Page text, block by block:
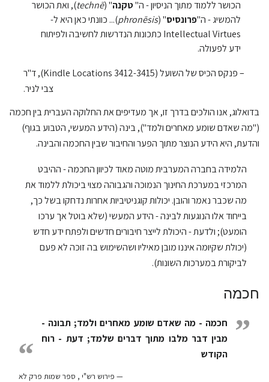
הכושר ללמוד מתוך הניסיון - ה"טקנה" (
technē), ואת הכושר
להמשיג - ה"פרונסיס" (
phronēsis)... כוונתי כאן היא ל-
Intellectual Virtues כתכונות הנדרשות לחשיבה ולפיתוח
ידע לפעולה.
– פנקס הכיס של השועל (Kindle Locations 3412-3415), ד"ר
צבי לניר.
בדואלוג, אנו הולכים בדרך זו, אך מעדיפים את החלוקה העברית בין חכמה
("מה שאדם שומע מאחרים ולמד"), בינה (הידע המעשי, הטבוע בגוף)
והדעת, היא הידע הנוצר מתוך הפער והחיבור שבין החכמה והבינה.
הלמידה בחברה המערבית מוטה מאוד לכיוון החכמה - ההיבט
המרכזי במערכת החינוך הנמוכה והגבוהה מצוי ביכולת ללמוד את
מה שכבר נאמר והובן. יכולות קוגניטיביות אחרות נדחקו בשל כך,
בייחוד אלו הנוגעות לבינה - הידע המעשי (שלא בוטל אך ערכו
הומעט); ולדעת - היכולת לייצר חיבורים חדשים ולפתח ידע חדש
(יכולת שקיומה איננו מובן מאיליו ושהשימוש בה זוכה לא פעם
לביקורת במערכות השונות).
חכמה
”
חכמה - מה שאדם שומע מאחרים ולמד; תבונה -
מבין דבר מלבו מתוך דברים שלמד; דעת - רוח
הקודש
“
— פירוש רש"י , ספר שמות פרק לא